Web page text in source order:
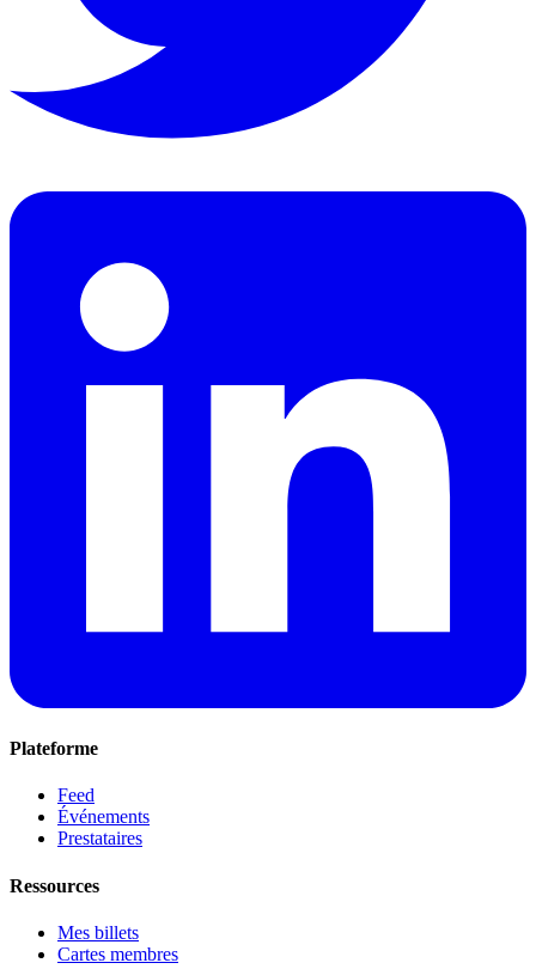
Plateforme
Feed
Événements
Prestataires
Ressources
Mes billets
Cartes membres